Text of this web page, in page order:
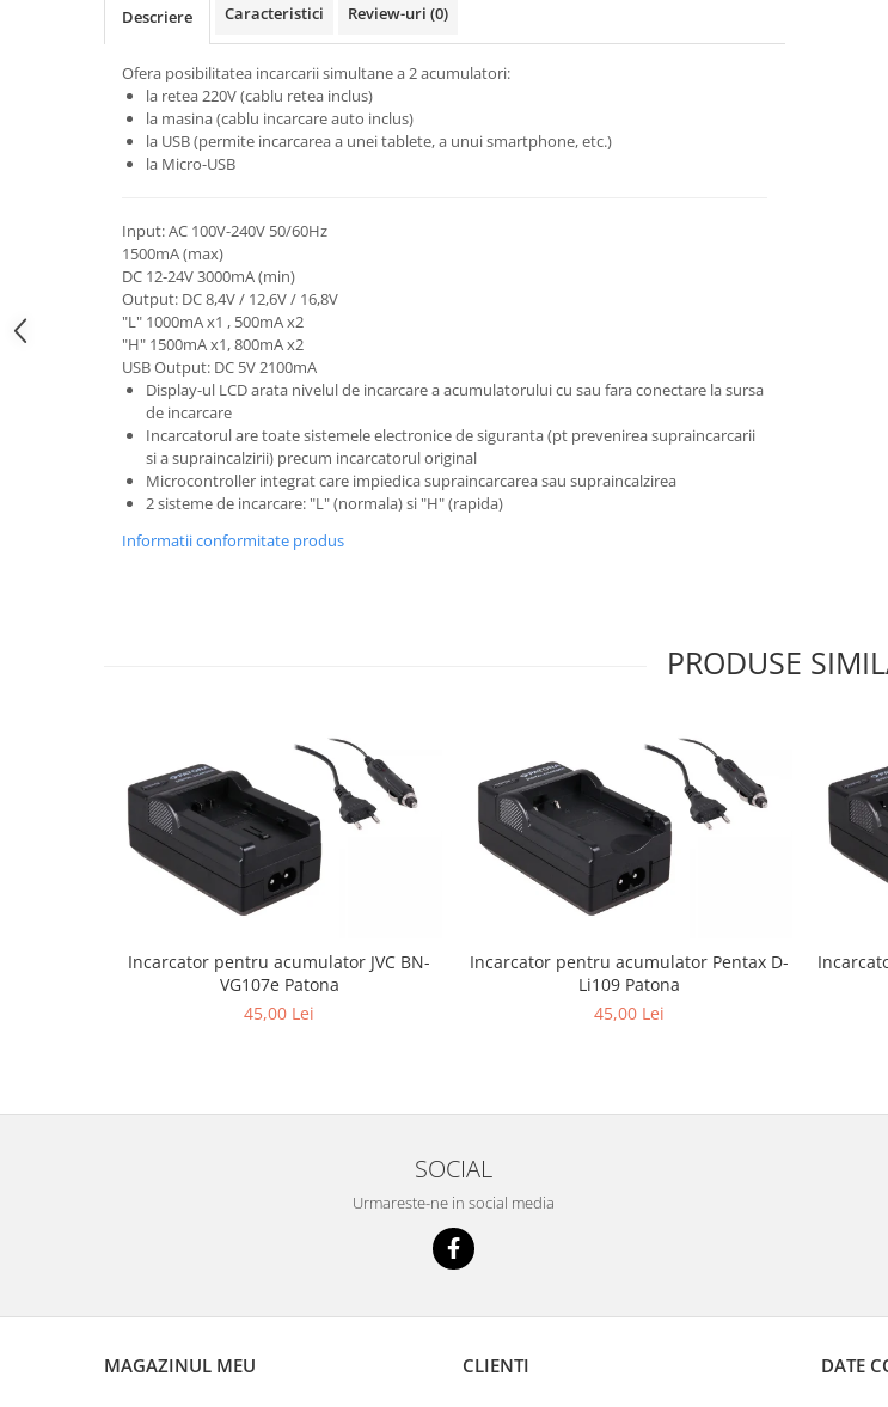
Aparate foto
Camere video
Telefoane mobile
Produse de bucatarie kjøk
Accesorii kjøk
Incarcatoare & acumulatori
Custi aparate foto-video
Incarcatoare auto
Telefoane mobile
Descriere Caracteristici Review-uri (0)
Ofera posibilitatea incarcarii simultane a 2 acumulatori:
la retea 220V (cablu retea inclus)
la masina (cablu incarcare auto inclus)
la USB (permite incarcarea a unei tablete, a unui smartphone, etc.)
la Micro-USB
Input: AC 100V-240V 50/60Hz
1500mA (max)
DC 12-24V 3000mA (min)
Output: DC 8,4V / 12,6V / 16,8V
"L" 1000mA x1 , 500mA x2
"H" 1500mA x1, 800mA x2
USB Output: DC 5V 2100mA
Display-ul LCD arata nivelul de incarcare a acumulatorului cu sau fara conectare la sursa
de incarcare
Incarcatorul are toate sistemele electronice de siguranta (pt prevenirea supraincarcarii
si a supraincalzirii) precum incarcatorul original
Microcontroller integrat care impiedica supraincarcarea sau supraincalzirea
2 sisteme de incarcare: "L" (normala) si "H" (rapida)
Informatii conformitate produs
PRODUSE
Incarcator pentru acumulator JVC BN-
VG107e Patona
45,00 Lei
Incarcator pentru acumulator Pentax D-
Li109 Patona
45,00 Lei
SOCIAL
Urmareste-ne in social media
MAGAZINUL MEU CLIENTI DATE